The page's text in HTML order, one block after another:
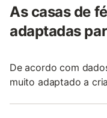
As casas de
adaptadas
De acordo com
muito adaptado a